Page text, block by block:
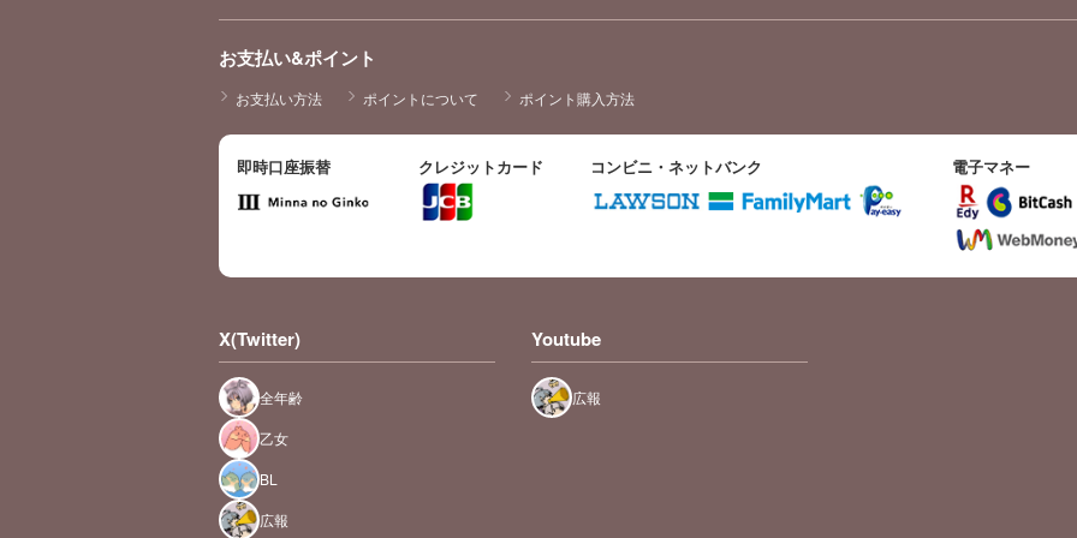
お支払い&ポイント
お支払い方法 ポイントについて ポイント購入方法
即時口座振替 クレジットカード コンビニ・ネットバンク 電子マネー
X(Twitter)
全年齢
乙女
BL
広報
Youtube
広報